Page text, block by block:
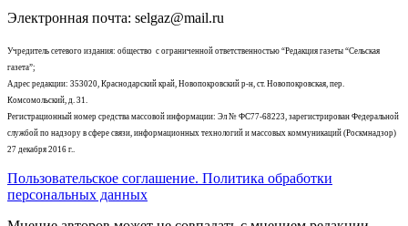
Электронная почта: selgaz@mail.ru
Учредитель сетевого издания: общество с ограниченной ответственностью “Редакция газеты “Сельская
газета”;
Адрес редакции: 353020, Краснодарский край, Новопокровский р-н, ст. Новопокровская, пер.
Комсомольский, д. 31.
Регистрационный номер средства массовой информации: Эл № ФС77-68223, зарегистрирован Федеральной
службой по надзору в сфере связи, информационных технологий и массовых коммуникаций (Роскмнадзор)
27 декабря 2016 г..
Пользовательское соглашение. Политика обработки
персональных данных